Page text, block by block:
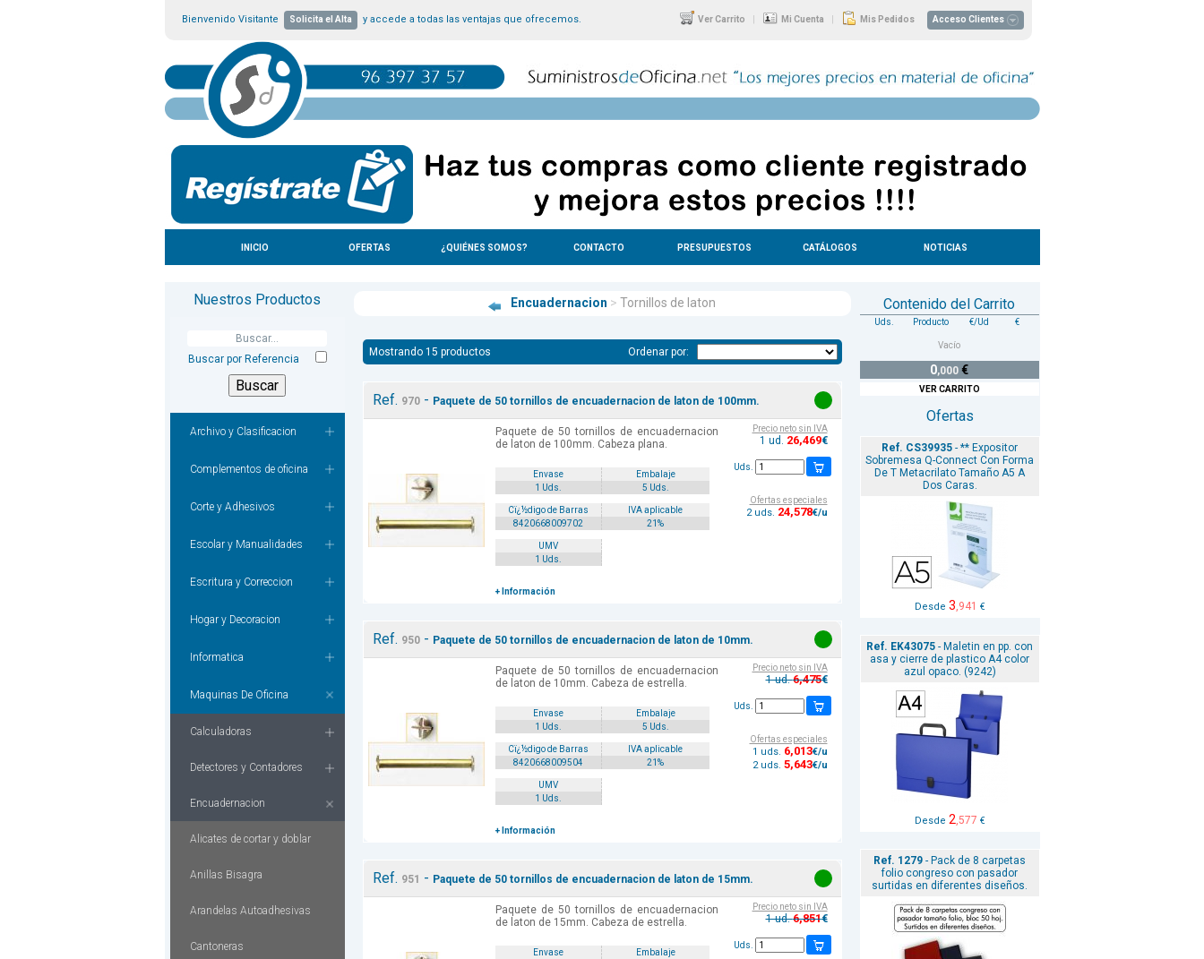
Bienvenido Visitante Solicita el Alta y accede a todas las ventajas que ofrecemos. Ver Carrito | Mi Cuenta | Mis Pedidos Acceso Clientes
INICIO OFERTAS ¿QUIÉNES SOMOS? CONTACTO PRESUPUESTOS CATÁLOGOS NOTICIAS
Nuestros Productos
Buscar por Referencia
Archivo y Clasificacion
Complementos de oficina
Corte y Adhesivos
Escolar y Manualidades
Escritura y Correccion
Hogar y Decoracion
Informatica
Maquinas De Oficina
Calculadoras
Detectores y Contadores
Encuadernacion
Alicates de cortar y doblar
Anillas Bisagra
Arandelas Autoadhesivas
Cantoneras
Encuadernacion > Tornillos de laton
Mostrando 15 productos Ordenar por:
Ref. 970- Paquete de 50 tornillos de encuadernacion de laton de 100mm.
Paquete de 50 tornillos de encuadernacion
de laton de 100mm. Cabeza plana.
Envase
Embalaje
1 Uds.
5 Uds.
Cï¿½digo de Barras
IVA aplicable
8420668009702
21%
UMV
1 Uds.
+ Información
Precio neto sin IVA
1 ud. 26,469€
Uds.
Ofertas especiales
2 uds. 24,578€/u
Ref. 950- Paquete de 50 tornillos de encuadernacion de laton de 10mm.
Paquete de 50 tornillos de encuadernacion
de laton de 10mm. Cabeza de estrella.
Envase
Embalaje
1 Uds.
5 Uds.
Cï¿½digo de Barras
IVA aplicable
8420668009504
21%
UMV
1 Uds.
+ Información
Precio neto sin IVA
1 ud.6,475€
Uds.
Ofertas especiales
1 uds. 6,013€/u
2 uds. 5,643€/u
Ref. 951 - Paquete de 50 tornillos de encuadernacion de laton de 15mm.
Paquete de 50 tornillos de encuadernacion
de laton de 15mm. Cabeza de estrella.
Envase
Embalaje
Precio neto sin IVA
1 ud.6,851€
Uds.
Contenido del Carrito
Uds. Producto €/Ud €
Vacío
0,000 €
VER CARRITO
Ofertas
Ref. CS39935 - ** Expositor
Sobremesa Q-Connect Con Forma
De T Metacrilato Tamaño A5 A
Dos Caras.
Desde 3,941 €
Ref. EK43075 - Maletin en pp. con
asa y cierre de plastico A4 color
azul opaco. (9242)
Desde 2,577 €
Ref. 1279 - Pack de 8 carpetas
folio congreso con pasador
surtidas en diferentes diseños.